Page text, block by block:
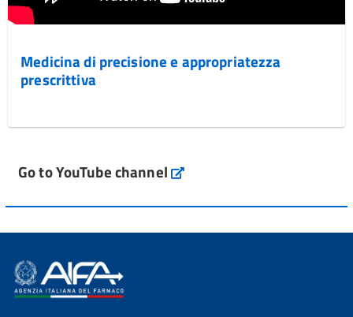
Medicina di precisione e appropriatezza
prescrittiva
Go to YouTube channel